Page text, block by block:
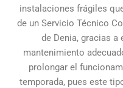
instalaciones frágiles
de un Servicio Técnico
de Denia, gracias
mantenimiento
prolongar el
temporada, pues este